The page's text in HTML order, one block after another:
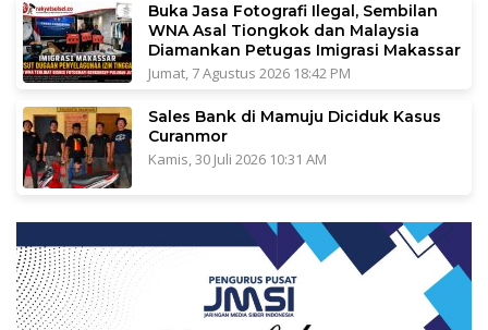
Buka Jasa Fotografi Ilegal, Sembilan
WNA Asal Tiongkok dan Malaysia
Diamankan Petugas Imigrasi Makassar
Jumat, 7 Agustus 2026 18:42 PM
Sales Bank di Mamuju Diciduk Kasus
Curanmor
Kamis, 30 Juli 2026 10:31 AM